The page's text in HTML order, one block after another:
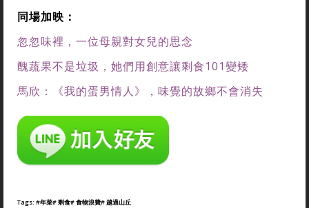
同場加映：
忽忽味裡，一位母親對女兒的思念
醜蔬果不是垃圾，她們用創意讓剩食101變矮
馬欣：《我的蛋男情人》，味覺的故鄉不會消失
Tags: #年菜# 剩食# 食物浪費# 越過山丘